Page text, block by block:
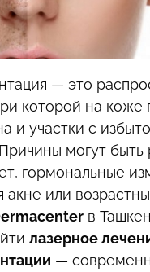
— это
которой на коже
и участки с
могут быть
гормональные
акне или
в
лазерное
—